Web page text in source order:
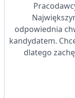
odpowiednia
kandydatem.
dlatego